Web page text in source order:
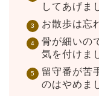
してあげま
お散歩は忘
骨が細いの
気を付けま
留守番が苦
のはやめま